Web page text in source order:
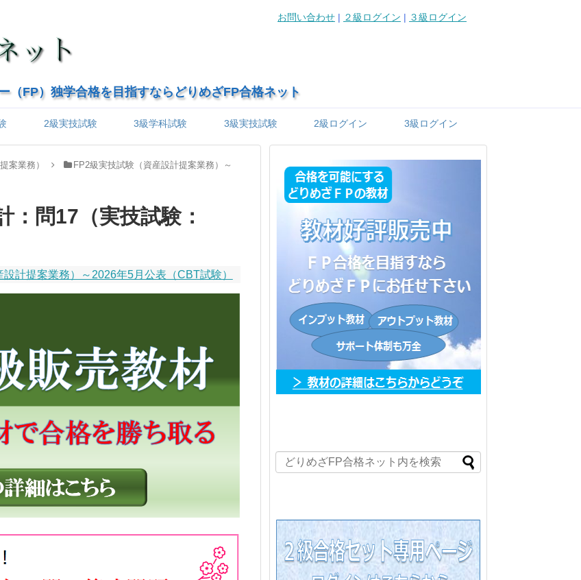
（FP）独学合格を目指すならどりめざFP合格ネット
お問い合わせ | ２級ログイン | ３級ログイン
2級実技試験 3級学科試験 3級実技試験 2級ログイン 3級ログイン
案業務）
FP2級実技試験（資産設計提案業務）～
：問17（実技試験：
計提案業務）～2026年5月公表（CBT試験）